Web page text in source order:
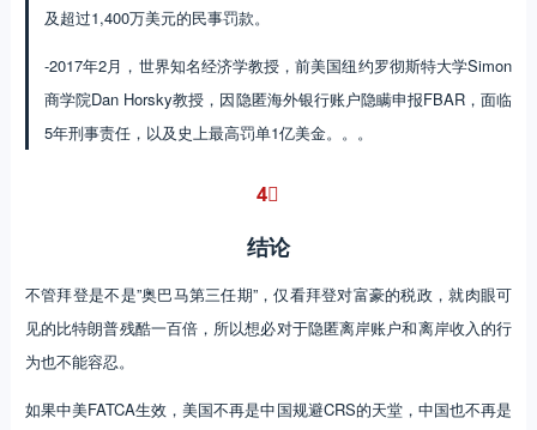
及超过1,400万美元的民事罚款。
-2017年2月，世界知名经济学教授，前美国纽约罗彻斯特大学Simon
商学院Dan Horsky教授，因隐匿海外银行账户隐瞒申报FBAR，面临
5年刑事责任，以及史上最高罚单1亿美金。。。
4︎⃣
结论
不管拜登是不是”奥巴马第三任期”，仅看拜登对富豪的税政，就肉眼可
见的比特朗普残酷一百倍，所以想必对于隐匿离岸账户和离岸收入的行
为也不能容忍。
如果中美FATCA生效，美国不再是中国规避CRS的天堂，中国也不再是